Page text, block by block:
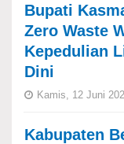
Bupati
Zero Waste
Kepedulian
Dini
Kamis, 12 Juni
Kabupaten